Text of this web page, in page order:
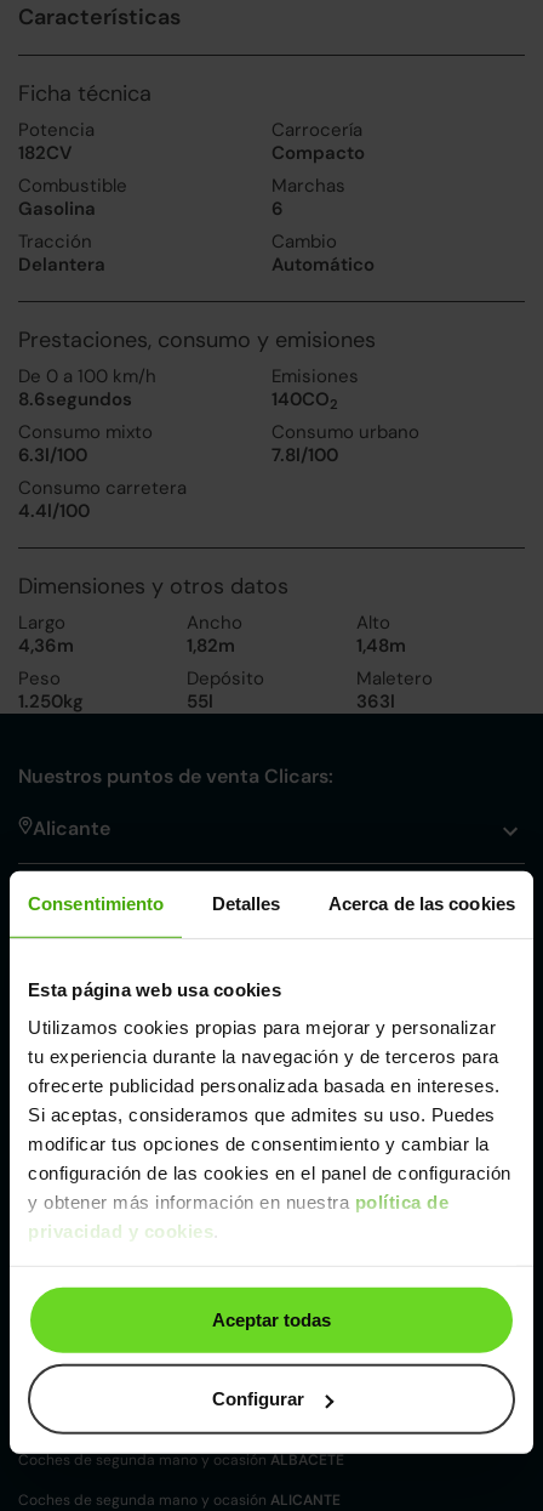
Consentimiento Detalles Acerca de las cookies
Esta página web usa cookies
Utilizamos cookies propias para mejorar y personalizar
tu experiencia durante la navegación y de terceros para
ofrecerte publicidad personalizada basada en intereses.
Si aceptas, consideramos que admites su uso. Puedes
modificar tus opciones de consentimiento y cambiar la
configuración de las cookies en el panel de configuración
y obtener más información en nuestra política de
privacidad y cookies.
Aceptar todas
Configurar
Características
Ficha técnica
Potencia
182CV
Carrocería
Compacto
Combustible
Gasolina
Marchas
6
Tracción
Delantera
Cambio
Automático
Prestaciones, consumo y emisiones
De 0 a 100 km/h
8.6segundos
Emisiones
140CO2
Consumo mixto
6.3l/100
Consumo urbano
7.8l/100
Consumo carretera
4.4l/100
Dimensiones y otros datos
Largo
4,36m
Ancho
1,82m
Alto
1,48m
Peso
1.250kg
Depósito
55l
Maletero
363l
Nuestros puntos de venta Clicars:
Alicante
Córdoba
Madrid
Málaga
Valencia
Zaragoza
Ver Ford Focus de segunda mano y ocasión
Ford Focus de segunda mano y ocasión
Coches de segunda mano y ocasión por
localización
Coches de segunda mano y ocasiónALBACETE
Coches de segunda mano y ocasión ALICANTE